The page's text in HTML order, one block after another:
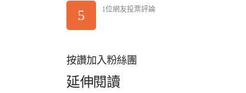
5 1位網友投票評論
按讚加入粉絲團
延伸閱讀